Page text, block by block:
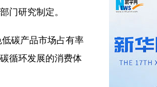
门研究制定。
碳产品市场占有率
循环发展的消费体